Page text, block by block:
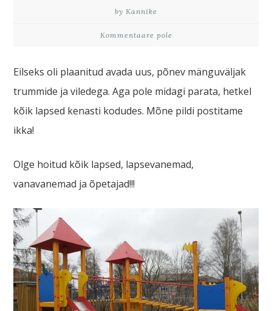
by Kannike
Kommentaare pole
Eilseks oli plaanitud avada uus, põnev mänguväljak
trummide ja viledega. Aga pole midagi parata, hetkel
kõik lapsed kenasti kodudes. Mõne pildi postitame
ikka!
Olge hoitud kõik lapsed, lapsevanemad,
vanavanemad ja õpetajad!!!